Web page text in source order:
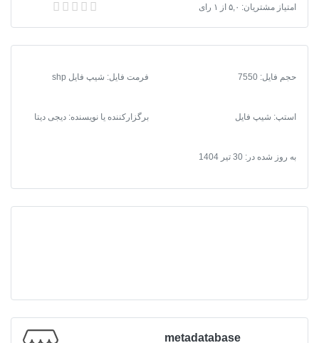
منظریه
عدد
دانلود نقشه شیپ فایل محدوده شهر منظریه
امتیاز مشتریان: ۵,۰ از ۱ رای
حجم فایل: 7550 فرمت فایل: شیپ فایل shp
استپ: شیپ فایل برگزارکننده یا نویسنده: دیجی دیتا
به روز شده در: 30 تیر 1404
metadatabase